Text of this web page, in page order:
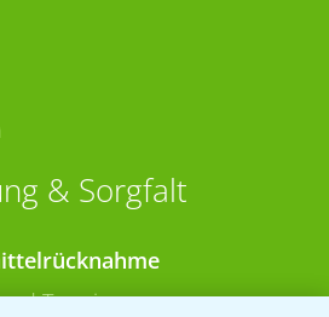
& Sorgfalt
Termine